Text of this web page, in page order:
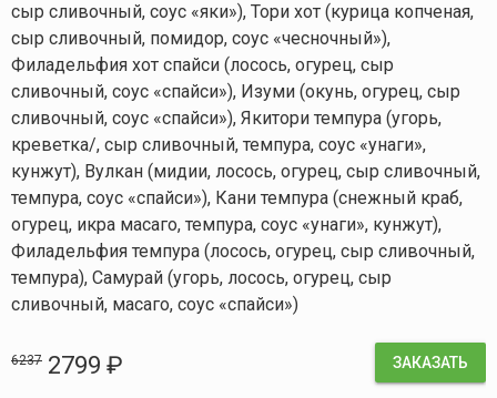
сыр сливочный, соус «яки»), Тори хот (курица копченая,
сыр сливочный, помидор, соус «чесночный»),
Филадельфия хот спайси (лосось, огурец, сыр
сливочный, соус «спайси»), Изуми (окунь, огурец, сыр
сливочный, соус «спайси»), Якитори темпура (угорь,
креветка/, сыр сливочный, темпура, соус «унаги»,
кунжут), Вулкан (мидии, лосось, огурец, сыр сливочный,
темпура, соус «спайси»), Кани темпура (снежный краб,
огурец, икра масаго, темпура, соус «унаги», кунжут),
Филадельфия темпура (лосось, огурец, сыр сливочный,
темпура), Самурай (угорь, лосось, огурец, сыр
сливочный, масаго, соус «спайси»)
6237 2799 ₽ ЗАКАЗАТЬ